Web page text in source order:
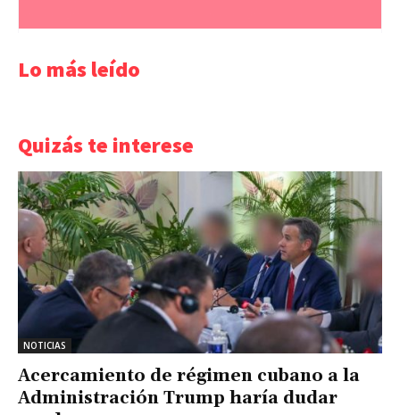
Lo más leído
Quizás te interese
NOTICIAS
Acercamiento de régimen cubano a la
Administración Trump haría dudar